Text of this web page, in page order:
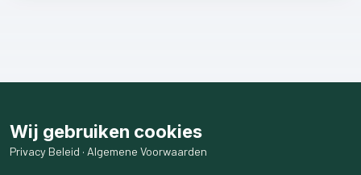
Wij gebruiken cookies
Privacy Beleid · Algemene Voorwaarden